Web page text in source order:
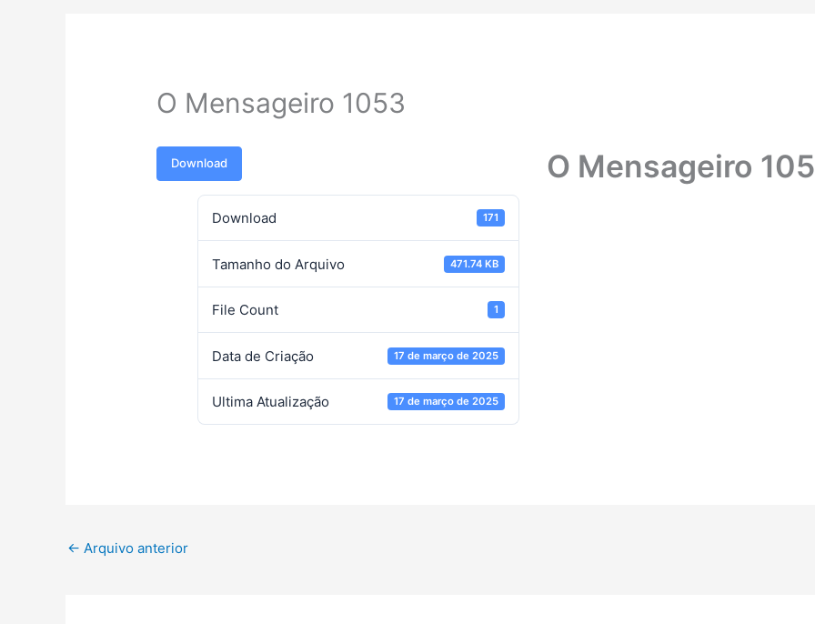
O Mensageiro 1053
Download
Download 171
Tamanho do Arquivo 471.74 KB
File Count 1
Data de Criação 17 de março de 2025
Ultima Atualização 17 de março de 2025
O Mensageiro
← Arquivo anterior